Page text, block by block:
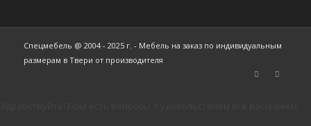
Спецмебель @ 2004 - 2025 г. - Мебель на заказ по индивидуальным
размерам в Твери от производителя